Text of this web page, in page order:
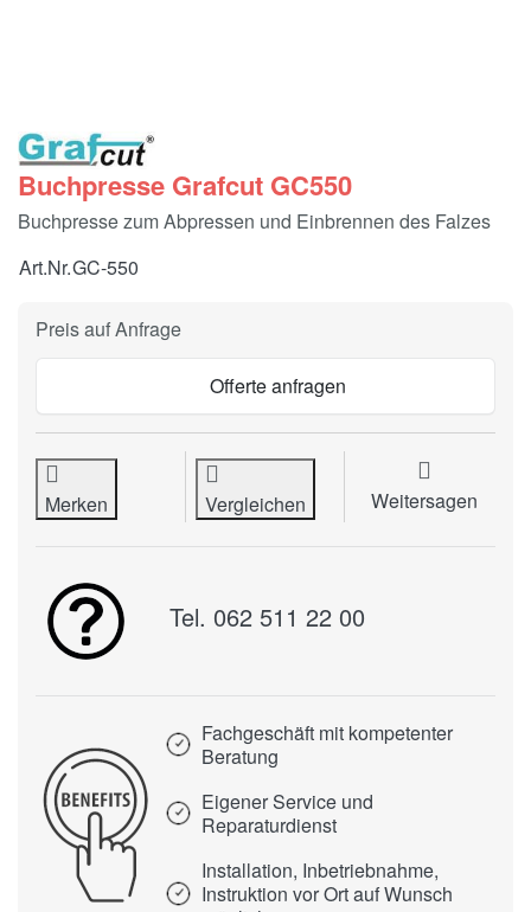
Buchpresse Grafcut GC550
Buchpresse zum Abpressen und Einbrennen des Falzes
Art.Nr.GC-550
Preis auf Anfrage
Offerte anfragen
Merken Vergleichen Weitersagen
Tel. 062 511 22 00
Fachgeschäft mit kompetenter
Beratung
Eigener Service und
Reparaturdienst
Installation, Inbetriebnahme,
Instruktion vor Ort auf Wunsch